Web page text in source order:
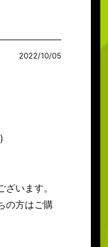
2022/10/05
います。
の方はご購